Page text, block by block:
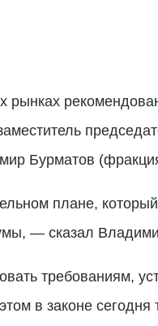
рынках
Бурматов
плане,
— сказал
требованиям,
в законе сегодня